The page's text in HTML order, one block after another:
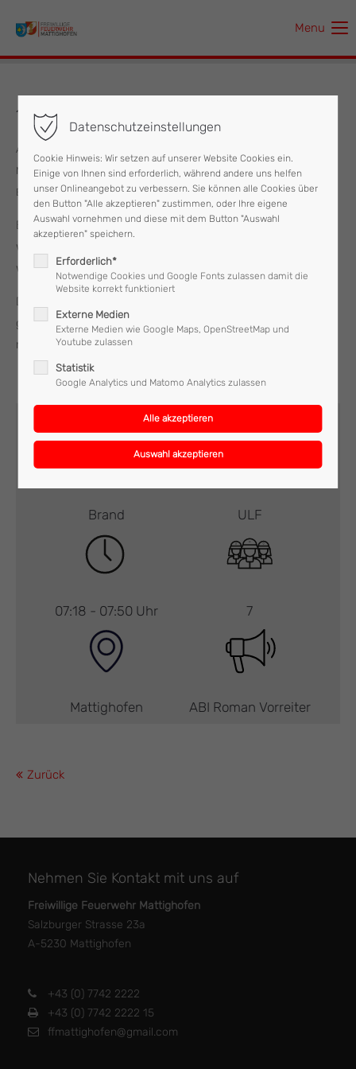
Der Eintrag "offcanvas-col1" existiert leider nicht.
Der Eintrag "offcanvas-col3" existiert leider nicht.
Der Eintrag "offcanvas-col4" existiert leider nicht.
Menu
10.09.2025 Brandmeldealarm
Am Mittwoch, den 10. September 2025, wurde die Feuerwehr
Mattighofen um 07:18 Uhr zu einem Brandmeldealarm in die
Brauereistraße alarmiert.
Bei der Lageerkundung stellte sich heraus, dass der Alarm
während Umbauarbeiten in einem Verkaufsraum ausgelöst
wurde. Es handelte sich somit um einen Täuschungsalarm.
Die Feuerwehr Mattighofen war mit einem Fahrzeug und
gesamt sieben Einsatzkräften im Einsatz und konnte diesen
nach rund 30 Minuten beenden.
Brand ULF
07:18 - 07:50 Uhr 7
Mattighofen ABI Roman Vorreiter
Zurück
Nehmen Sie Kontakt mit uns auf
Freiwillige Feuerwehr Mattighofen
Salzburger Strasse 23a
A-5230 Mattighofen
+43 (0) 7742 2222
+43 (0) 7742 2222 15
ffmattighofen@gmail.com
Datenschutzeinstellungen
Cookie Hinweis: Wir setzen auf unserer Website Cookies ein.
Einige von Ihnen sind erforderlich, während andere uns helfen
unser Onlineangebot zu verbessern. Sie können alle Cookies über
den Button "Alle akzeptieren" zustimmen, oder Ihre eigene
Auswahl vornehmen und diese mit dem Button "Auswahl
akzeptieren" speichern.
Erforderlich*
Notwendige Cookies und Google Fonts zulassen damit die
Website korrekt funktioniert
Externe Medien
Externe Medien wie Google Maps, OpenStreetMap und
Youtube zulassen
Statistik
Google Analytics und Matomo Analytics zulassen